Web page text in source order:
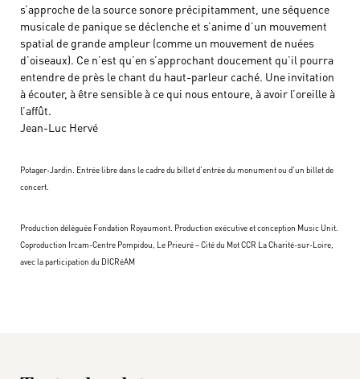
s’approche de la source sonore précipitamment, une séquence
musicale de panique se déclenche et s’anime d’un mouvement
spatial de grande ampleur (comme un mouvement de nuées
d’oiseaux). Ce n’est qu’en s’approchant doucement qu’il pourra
entendre de près le chant du haut-parleur caché. Une invitation
à écouter, à être sensible à ce qui nous entoure, à avoir l’oreille à
l’affût.
Jean-Luc Hervé
Potager-Jardin. Entrée libre dans le cadre du billet d’entrée du monument ou d’un billet de
concert.
Production déléguée Fondation Royaumont. Production exécutive et conception Music Unit.
Coproduction Ircam-Centre Pompidou, Le Prieuré – Cité du Mot CCR La Charité-sur-Loire,
avec la participation du DICRéAM